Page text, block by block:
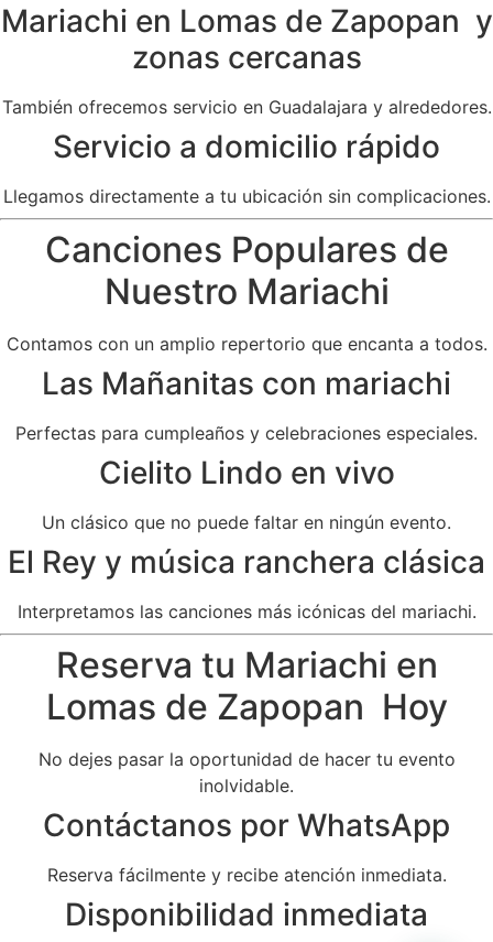
Mariachi en Lomas de Zapopan y
zonas cercanas
También ofrecemos servicio en Guadalajara y alrededores.
Servicio a domicilio rápido
Llegamos directamente a tu ubicación sin complicaciones.
Canciones Populares de
Nuestro Mariachi
Contamos con un amplio repertorio que encanta a todos.
Las Mañanitas con mariachi
Perfectas para cumpleaños y celebraciones especiales.
Cielito Lindo en vivo
Un clásico que no puede faltar en ningún evento.
El Rey y música ranchera clásica
Interpretamos las canciones más icónicas del mariachi.
Reserva tu Mariachi en
Lomas de Zapopan Hoy
No dejes pasar la oportunidad de hacer tu evento
inolvidable.
Contáctanos por WhatsApp
Reserva fácilmente y recibe atención inmediata.
Disponibilidad inmediata